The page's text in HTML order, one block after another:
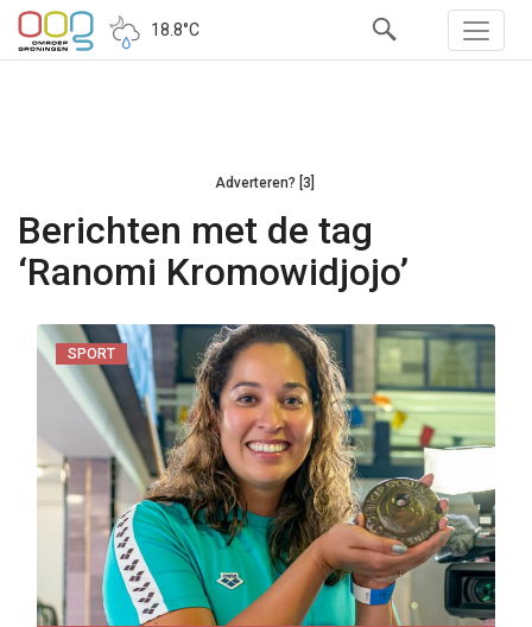
18.8°C
Adverteren? [3]
Berichten met de tag
‘Ranomi Kromowidjojo’
SPORT